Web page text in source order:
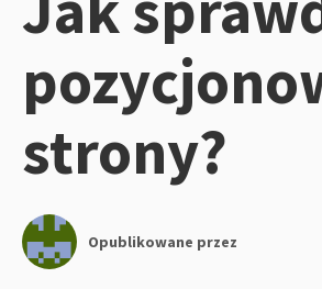
strony?
Opublikowane przez